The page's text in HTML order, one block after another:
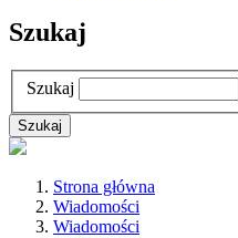
Szukaj
Szukaj
Strona główna
Wiadomości
Wiadomości